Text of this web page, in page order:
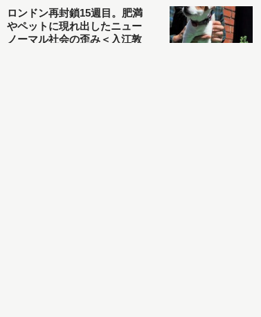
ロンドン再封鎖15週目。肥満
やペットに現れ出したニュー
ノーマル社会の歪み＜入江敦